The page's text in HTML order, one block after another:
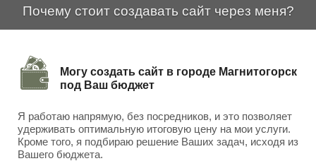
Почему стоит создавать сайт через меня?
Могу создать сайт в городе Магнитогорск
под Ваш бюджет
Я работаю напрямую, без посредников, и это позволяет
удерживать оптимальную итоговую цену на мои услуги.
Кроме того, я подбираю решение Ваших задач, исходя из
Вашего бюджета.